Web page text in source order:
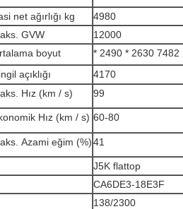
net ağırlığı kg
4980
GVW
12000
boyut
* 2490 * 2630 7482
açıklığı
4170
Hız (km / s) 99
Hız (km / s) 60-80
Azami eğim (%)41
J5K flattop
CA6DE3-18E3F
138/2300